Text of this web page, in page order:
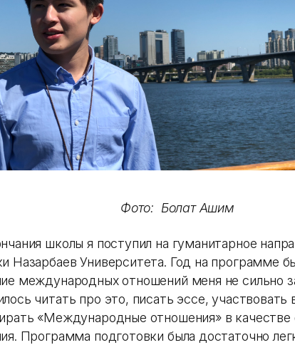
Фото: Болат Ашим
школы я поступил на гуманитарное
Назарбаев Университета. Год на программе
международных отношений меня не сильно
читать про это, писать эссе, участвовать
«Международные отношения» в качестве
Программа подготовки была достаточно